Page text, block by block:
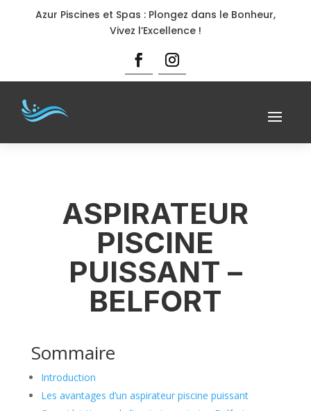
Azur Piscines et Spas : Plongez dans le Bonheur,
Vivez l’Excellence !
ASPIRATEUR
PISCINE
PUISSANT –
BELFORT
Sommaire
Introduction
Les avantages d’un aspirateur piscine puissant